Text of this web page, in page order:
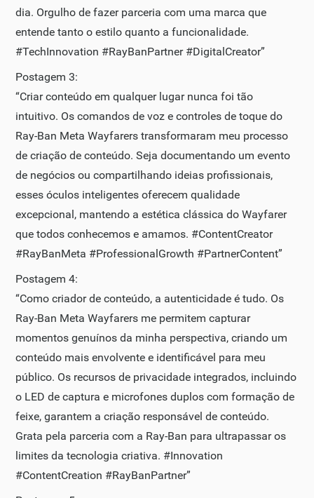
dia. Orgulho de fazer parceria com uma marca que
entende tanto o estilo quanto a funcionalidade.
#TechInnovation #RayBanPartner #DigitalCreator”
Postagem 3:
“Criar conteúdo em qualquer lugar nunca foi tão
intuitivo. Os comandos de voz e controles de toque do
Ray-Ban Meta Wayfarers transformaram meu processo
de criação de conteúdo. Seja documentando um evento
de negócios ou compartilhando ideias profissionais,
esses óculos inteligentes oferecem qualidade
excepcional, mantendo a estética clássica do Wayfarer
que todos conhecemos e amamos. #ContentCreator
#RayBanMeta #ProfessionalGrowth #PartnerContent”
Postagem 4:
“Como criador de conteúdo, a autenticidade é tudo. Os
Ray-Ban Meta Wayfarers me permitem capturar
momentos genuínos da minha perspectiva, criando um
conteúdo mais envolvente e identificável para meu
público. Os recursos de privacidade integrados, incluindo
o LED de captura e microfones duplos com formação de
feixe, garantem a criação responsável de conteúdo.
Grata pela parceria com a Ray-Ban para ultrapassar os
limites da tecnologia criativa. #Innovation
#ContentCreation #RayBanPartner”